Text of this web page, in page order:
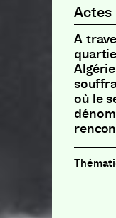
Actes
A
où le